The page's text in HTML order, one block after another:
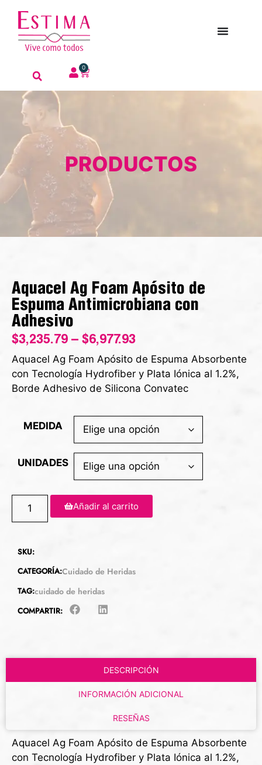
0
PRODUCTOS
Aquacel Ag Foam Apósito de
Espuma Antimicrobiana con
Adhesivo
$3,235.79 – $6,977.93
Aquacel Ag Foam Apósito de Espuma Absorbente
con Tecnología Hydrofiber y Plata Iónica al 1.2%,
Borde Adhesivo de Silicona Convatec
MEDIDA
UNIDADES
Añadir al carrito
SKU:
CATEGORÍA:Cuidado de Heridas
TAG:cuidado de heridas
COMPARTIR:
DESCRIPCIÓN
INFORMACIÓN ADICIONAL
RESEÑAS
Aquacel Ag Foam Apósito de Espuma Absorbente
con Tecnología Hydrofiber y Plata Iónica al 1.2%,